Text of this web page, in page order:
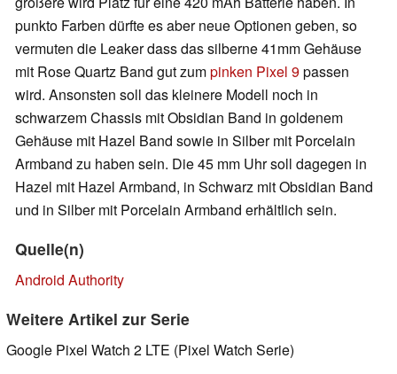
punkto Farben dürfte es aber neue Optionen geben, so
vermuten die Leaker dass das silberne 41mm Gehäuse
mit Rose Quartz Band gut zumpinken Pixel 9passen
wird. Ansonsten soll das kleinere Modell noch in
schwarzem Chassis mit Obsidian Band in goldenem
Gehäuse mit Hazel Band sowie in Silber mit Porcelain
Armband zu haben sein. Die 45 mm Uhr soll dagegen in
Hazel mit Hazel Armband, in Schwarz mit Obsidian Band
und in Silber mit Porcelain Armband erhältlich sein.
Quelle(n)
Android Authority
Weitere Artikel zur Serie
Google Pixel Watch 2 LTE (Pixel Watch Serie)